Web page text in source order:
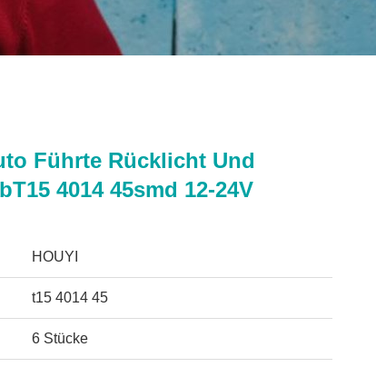
Führte Rücklicht Und
4014 45smd 12-24V
HOUYI
t15 4014 45
6 Stücke